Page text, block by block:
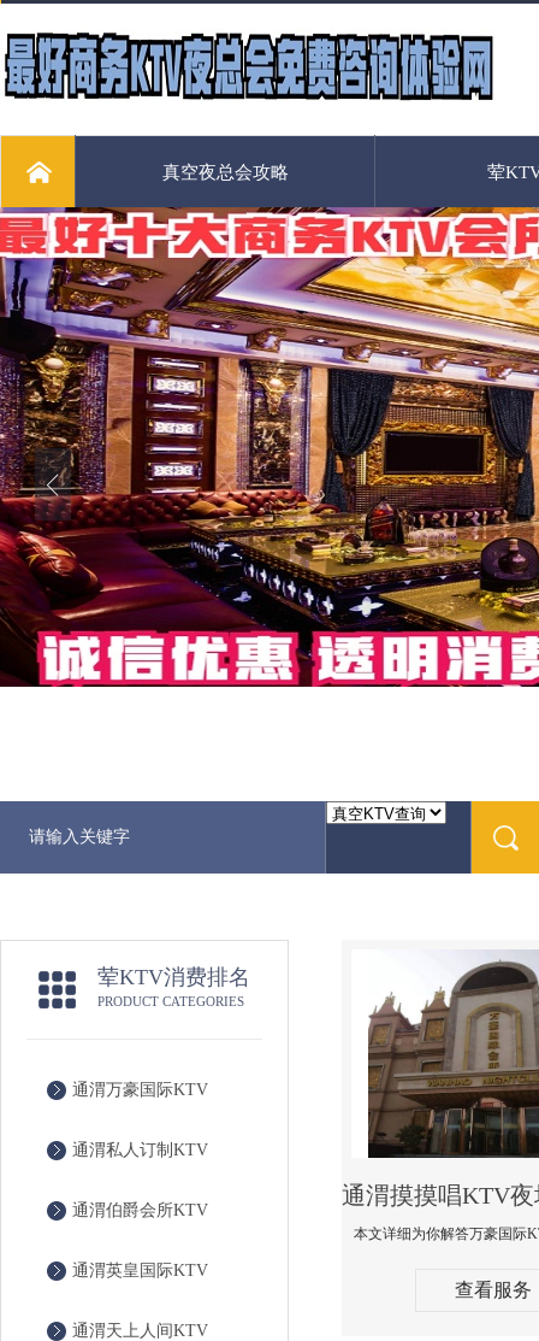
真空夜总会攻略 荤
荤KTV消费排名
PRODUCT CATEGORIES
通渭万豪国际KTV
通渭私人订制KTV
通渭伯爵会所KTV
通渭英皇国际KTV
通渭天上人间KTV
查看服务